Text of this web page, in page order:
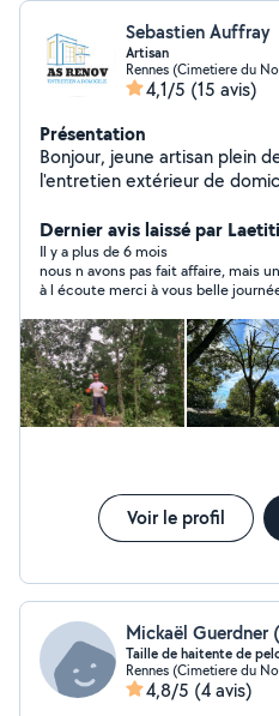
Sebastien Auffray
Artisan
Rennes (Cimetiere du
4,1/5 (15 avis)
Présentation
Bonjour, jeune artisan plein
Dernier avis laissé par
Il y a plus de 6 mois
nous n avons pas fait affaire, mais
à l écoute merci à vous belle
Voir le profil
Mickaël Guerdner
Taille de haitente de
Rennes (Cimetiere du
4,8/5 (4 avis)